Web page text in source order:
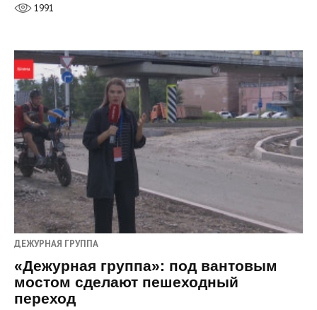
1991
ДЕЖУРНАЯ ГРУППА
«Дежурная группа»: под вантовым
мостом сделают пешеходный
переход